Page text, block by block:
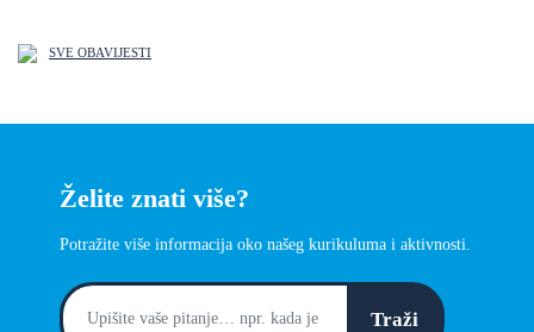
SVE OBAVIJESTI
Želite znati više?
Potražite više informacija oko našeg kurikuluma i aktivnosti.
Traži